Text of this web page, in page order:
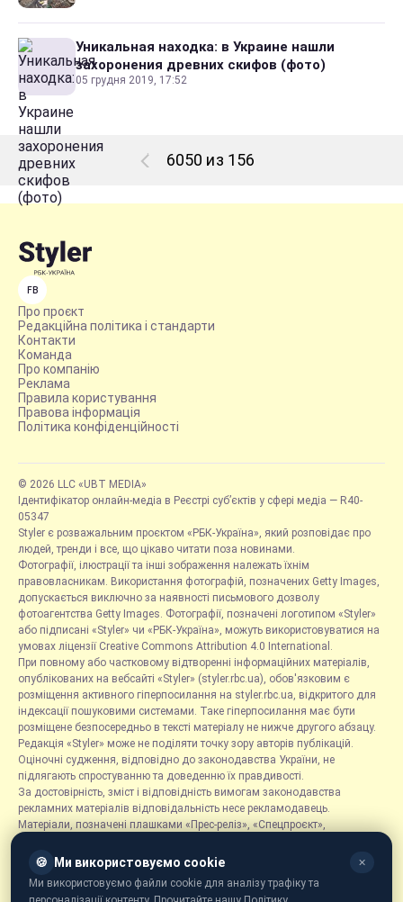
Уникальная находка: в Украине нашли
захоронения древних скифов (фото)
05 грудня 2019, 17:52
6050 из 156
FB
Про проєкт
Редакційна політика і стандарти
Контакти
Команда
Про компанію
Реклама
Правила користування
Правова інформація
Політика конфіденційності
© 2026 LLC «UBT MEDIA»
Ідентифікатор онлайн-медіа в Реєстрі суб’єктів у сфері медіа — R40-
05347
Styler є розважальним проєктом «РБК-Україна», який розповідає про
людей, тренди і все, що цікаво читати поза новинами.
Фотографії, ілюстрації та інші зображення належать їхнім
правовласникам. Використання фотографій, позначених Getty Images,
допускається виключно за наявності письмового дозволу
фотоагентства Getty Images. Фотографії, позначені логотипом «Styler»
або підписані «Styler» чи «РБК-Україна», можуть використовуватися на
умовах ліцензії Creative Commons Attribution 4.0 International.
При повному або частковому відтворенні інформаційних матеріалів,
опублікованих на вебсайті «Styler» (styler.rbc.ua), обов'язковим є
розміщення активного гіперпосилання на styler.rbc.ua, відкритого для
індексації пошуковими системами. Таке гіперпосилання має бути
розміщене безпосередньо в тексті матеріалу не нижче другого абзацу.
Редакція «Styler» може не поділяти точку зору авторів публікацій.
Оціночні судження, відповідно до законодавства України, не
підлягають спростуванню та доведенню їх правдивості.
За достовірність, зміст і відповідність вимогам законодавства
рекламних матеріалів відповідальність несе рекламодавець.
Матеріали, позначені плашками «Прес-реліз», «Спецпроєкт»,
розміщуються на правах реклами.
Рубрика «Новини компаній» є інформаційним форматом, що містить
новини, повідомлення та оголошення, пов'язані з діяльністю
🍪 Ми використовуємо cookie ✕
Ми використовуємо файли cookie для аналізу трафіку та